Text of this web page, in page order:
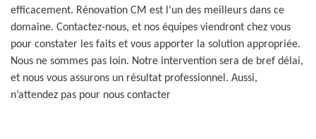
efficacement. Rénovation CM est l’un des meilleurs dans ce
domaine. Contactez-nous, et nos équipes viendront chez vous
pour constater les faits et vous apporter la solution appropriée.
Nous ne sommes pas loin. Notre intervention sera de bref délai,
et nous vous assurons un résultat professionnel. Aussi,
n’attendez pas pour nous contacter